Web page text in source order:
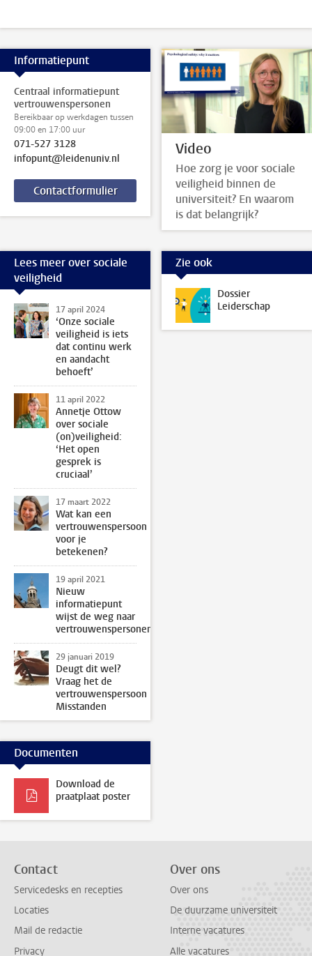
Informatiepunt
Centraal informatiepunt
vertrouwenspersonen
Bereikbaar op werkdagen tussen
09:00 en 17:00 uur
071-527 3128
infopunt@leidenuniv.nl
Contactformulier
Video
Hoe zorg je voor sociale
veiligheid binnen de
universiteit? En waarom
is dat belangrijk?
Lees meer over sociale
veiligheid
17 april 2024
‘Onze sociale
veiligheid is iets
dat continu werk
en aandacht
behoeft’
11 april 2022
Annetje Ottow
over sociale
(on)veiligheid:
‘Het open
gesprek is
cruciaal’
17 maart 2022
Wat kan een
vertrouwenspersoon
voor je
betekenen?
19 april 2021
Nieuw
informatiepunt
wijst de weg naar
vertrouwenspersonen
29 januari 2019
Deugt dit wel?
Vraag het de
vertrouwenspersoon
Misstanden
Zie ook
Dossier
Leiderschap
Documenten
Download de
praatplaat poster
Contact
Servicedesks en recepties
Locaties
Mail de redactie
Privacy
Over ons
Over ons
De duurzame universiteit
Interne vacatures
Alle vacatures